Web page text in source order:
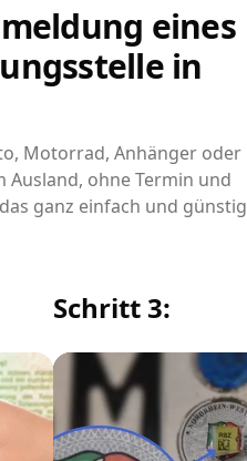
eines
in
Motorrad, Anhänger oder
Ausland, ohne Termin und
ganz einfach und günstig
Schritt 3: